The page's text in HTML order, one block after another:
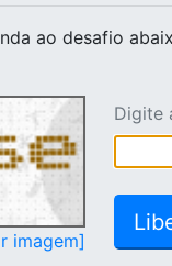
ao desafio
imagem]
Digite